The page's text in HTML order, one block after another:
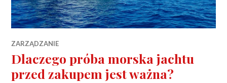
ZARZĄDZANIE
Dlaczego próba morska jachtu
przed zakupem jest ważna?